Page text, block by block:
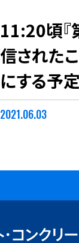
11:20頃『
信された
にする予
2021.06.03